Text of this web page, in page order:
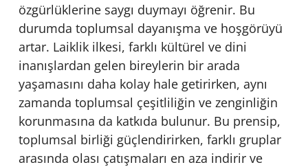
özgürlüklerine saygı duymayı öğrenir. Bu
durumda toplumsal dayanışma ve hoşgörüyü
artar. Laiklik ilkesi, farklı kültürel ve dini
inanışlardan gelen bireylerin bir arada
yaşamasını daha kolay hale getirirken, aynı
zamanda toplumsal çeşitliliğin ve zenginliğin
korunmasına da katkıda bulunur. Bu prensip,
toplumsal birliği güçlendirirken, farklı gruplar
arasında olası çatışmaları en aza indirir ve